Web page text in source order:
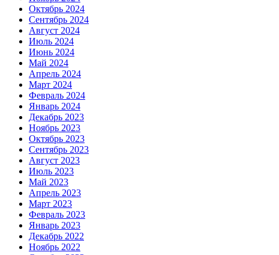
Октябрь 2024
Сентябрь 2024
Август 2024
Июль 2024
Июнь 2024
Май 2024
Апрель 2024
Март 2024
Февраль 2024
Январь 2024
Декабрь 2023
Ноябрь 2023
Октябрь 2023
Сентябрь 2023
Август 2023
Июль 2023
Май 2023
Апрель 2023
Март 2023
Февраль 2023
Январь 2023
Декабрь 2022
Ноябрь 2022